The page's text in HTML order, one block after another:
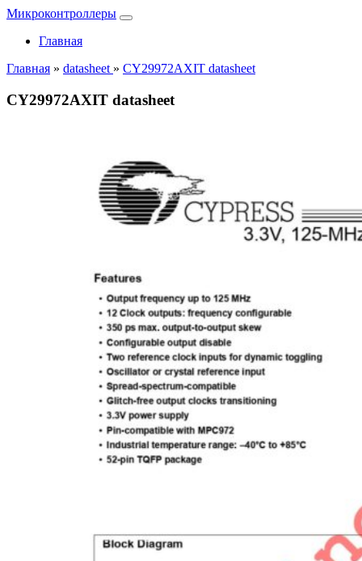
Микроконтроллеры
Главная
Главная » datasheet » CY29972AXIT datasheet
CY29972AXIT datasheet